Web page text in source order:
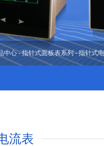
中心-指针式面板表系列-指针式
流表